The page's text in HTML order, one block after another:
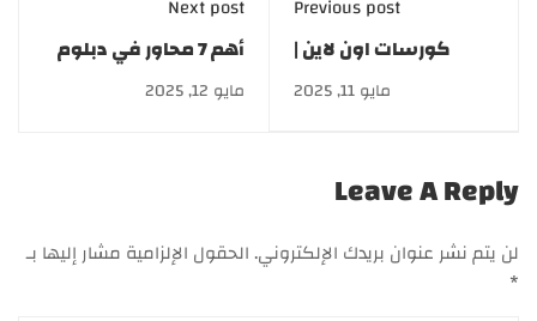
Previous post
كورسات اون لاين |
دبلومة الطب البديل
والأعشابمايو 11, 2025
Next post
أهم 7 محاور في دبلوم
التجميل في مصر
للأطباءمايو 12, 2025
Leave A Reply
لن يتم نشر عنوان بريدك الإلكتروني.الحقول الإلزامية مشار إليها بـ
*